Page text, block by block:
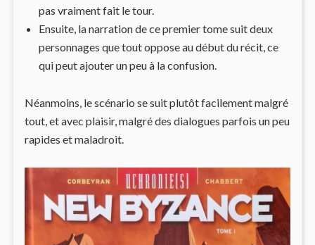
pas vraiment fait le tour.
Ensuite, la narration de ce premier tome suit deux
personnages que tout oppose au début du récit, ce
qui peut ajouter un peu à la confusion.
Néanmoins, le scénario se suit plutôt facilement malgré
tout, et avec plaisir, malgré des dialogues parfois un peu
rapides et maladroit.